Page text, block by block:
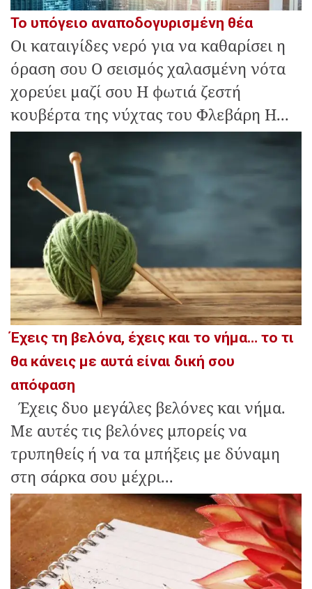
Το υπόγειο αναποδογυρισμένη θέα
Οι καταιγίδες νερό για να καθαρίσει η
όραση σου Ο σεισμός χαλασμένη νότα
χορεύει μαζί σου Η φωτιά ζεστή
κουβέρτα της νύχτας του Φλεβάρη Η...
Έχεις τη βελόνα, έχεις και το νήμα… το τι
θα κάνεις με αυτά είναι δική σου
απόφαση
Έχεις δυο μεγάλες βελόνες και νήμα.
Με αυτές τις βελόνες μπορείς να
τρυπηθείς ή να τα μπήξεις με δύναμη
στη σάρκα σου μέχρι...